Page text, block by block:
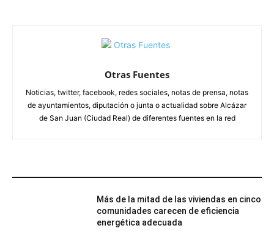
Otras Fuentes
Noticias, twitter, facebook, redes sociales, notas de prensa, notas
de ayuntamientos, diputación o junta o actualidad sobre Alcázar
de San Juan (Ciudad Real) de diferentes fuentes en la red
Más de la mitad de las viviendas en cinco
comunidades carecen de eficiencia
energética adecuada